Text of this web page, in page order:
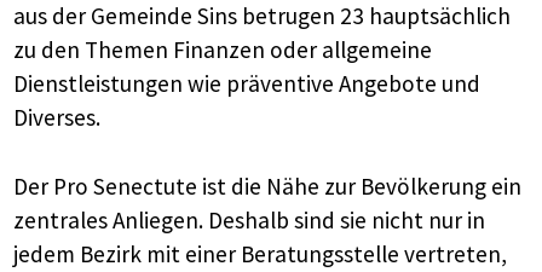
aus der Gemeinde Sins betrugen 23 hauptsächlich
zu den Themen Finanzen oder allgemeine
Dienstleistungen wie präventive Angebote und
Diverses.
Der Pro Senectute ist die Nähe zur Bevölkerung ein
zentrales Anliegen. Deshalb sind sie nicht nur in
jedem Bezirk mit einer Beratungsstelle vertreten,